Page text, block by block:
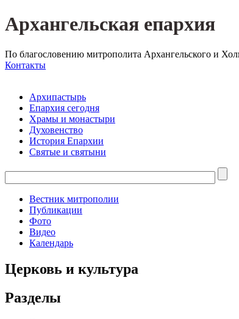
Архангельская епархия
По благословению митрополита Архангельского и
Контакты
Архипастырь
Епархия сегодня
Храмы и монастыри
Духовенство
История Епархии
Святые и святыни
Вестник митрополии
Публикации
Фото
Видео
Календарь
Церковь и культура
Разделы